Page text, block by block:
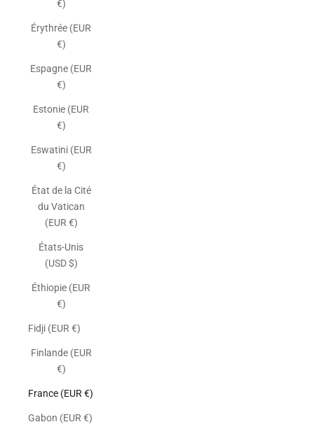
€)
Érythrée (EUR
€)
Espagne (EUR
€)
Estonie (EUR
€)
Eswatini (EUR
€)
État de la Cité
du Vatican
(EUR €)
États-Unis
(USD $)
Éthiopie (EUR
€)
Fidji (EUR €)
Finlande (EUR
€)
France (EUR €)
Gabon (EUR €)